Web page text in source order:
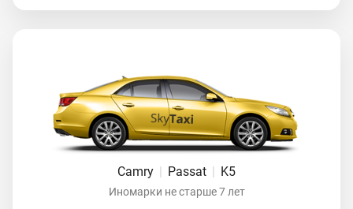
Camry Passat K5
Иномарки не старше 7 лет